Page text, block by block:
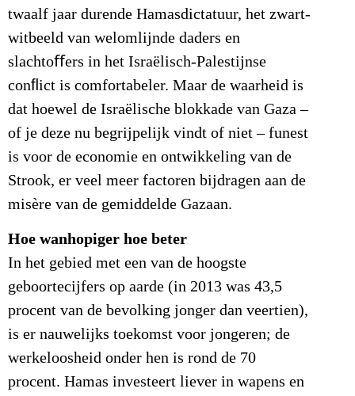
twaalf jaar durende Hamasdictatuur, het zwart-
witbeeld van welomlijnde daders en
slachtoﬀers in het Israëlisch-Palestijnse
conﬂict is comfortabeler. Maar de waarheid is
dat hoewel de Israëlische blokkade van Gaza –
of je deze nu begrijpelijk vindt of niet – funest
is voor de economie en ontwikkeling van de
Strook, er veel meer factoren bijdragen aan de
misère van de gemiddelde Gazaan.
Hoe wanhopiger hoe beter
In het gebied met een van de hoogste
geboortecijfers op aarde (in 2013 was 43,5
procent van de bevolking jonger dan veertien),
is er nauwelijks toekomst voor jongeren; de
werkeloosheid onder hen is rond de 70
procent. Hamas investeert liever in wapens en